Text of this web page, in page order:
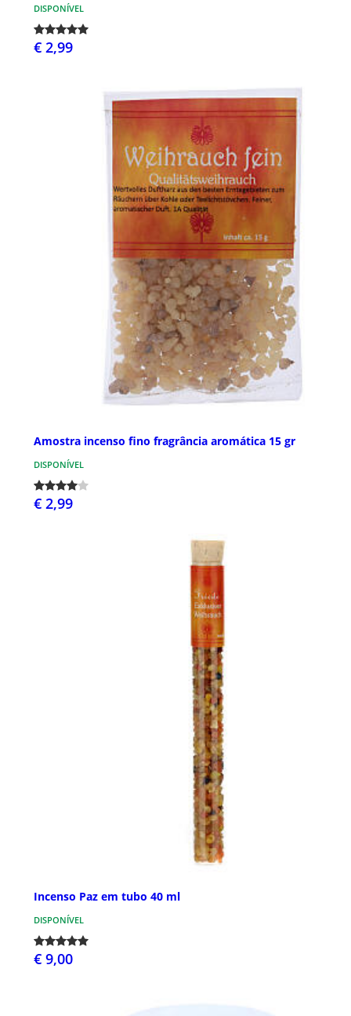
DISPONÍVEL
€ 2,99
Amostra incenso fino fragrância aromática 15 gr
DISPONÍVEL
€ 2,99
Incenso Paz em tubo 40 ml
DISPONÍVEL
€ 9,00